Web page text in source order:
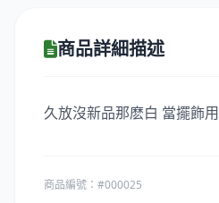
商品詳細描述
久放沒新品那麽白 當擺飾用
商品編號：#000025